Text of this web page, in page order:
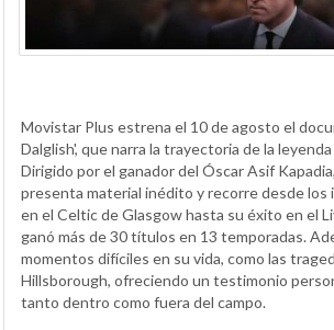
Movistar Plus estrena el 10 de agosto el
Dalglish', que narra la trayectoria de la
Dirigido por el ganador del Óscar Asif
presenta material inédito y recorre desde los
en el Celtic de Glasgow hasta su éxito en el
ganó más de 30 títulos en 13 temporadas.
momentos difíciles en su vida, como las
Hillsborough, ofreciendo un testimonio
tanto dentro como fuera del campo.